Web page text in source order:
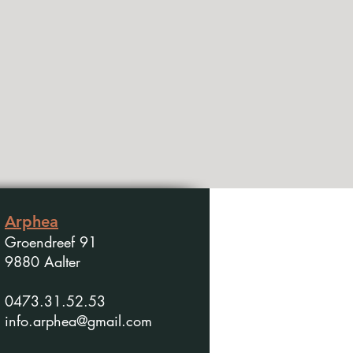
Arphea
Groendreef 91
9880 Aalter
0473.31.52.53
info.arphea@gmail.com